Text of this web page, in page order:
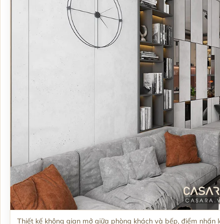
Thiết kế không gian mở giữa phòng khách và bếp, điểm nhấn